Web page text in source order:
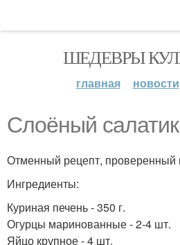
ШЕДЕВРЫ
главная новости
Слоёный
Отменный рецепт, проверенный
Ингредиенты:
Куриная печень - 350 г.
Огурцы маринованные - 2-4 шт.
Яйцо крупное - 4 шт.